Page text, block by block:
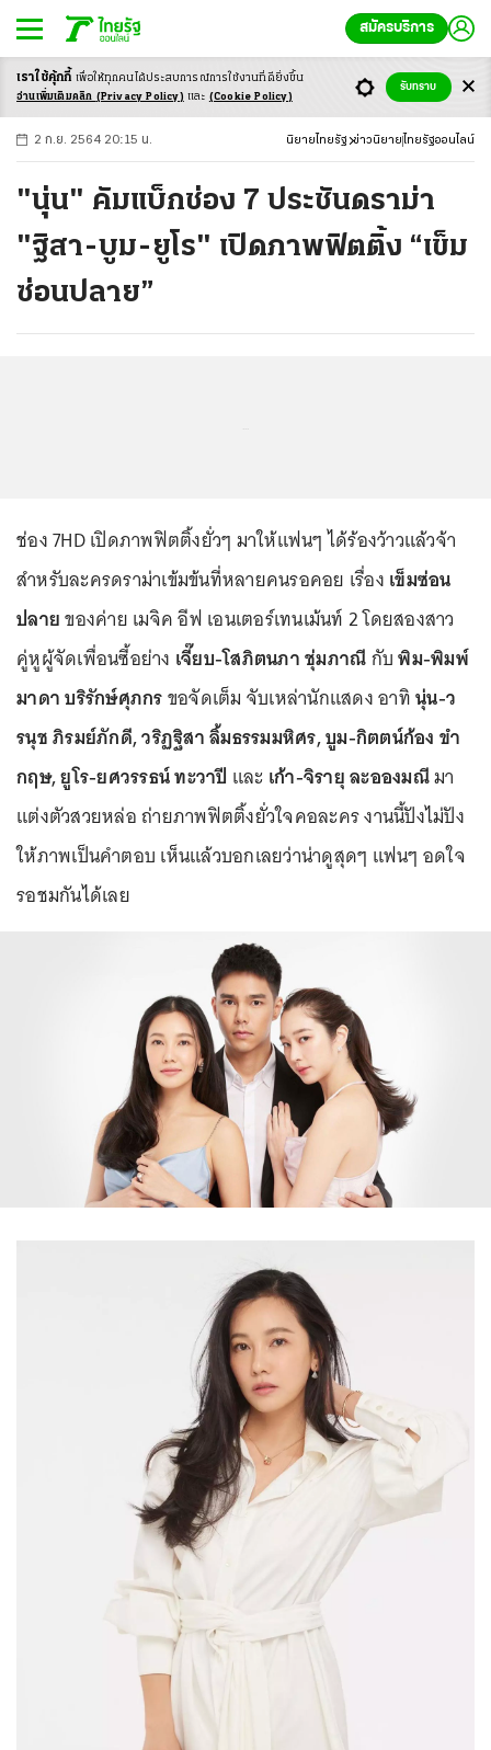
สมัครบริการ
-ก ก ก+
2 ก.ย. 2564 20:15 น. นิยายไทยรัฐ ข่าวนิยาย ไทยรัฐออนไลน์
"นุ่น" คัมแบ็กช่อง 7 ประชันดราม่า
"ฐิสา-บูม-ยูโร" เปิดภาพฟิตติ้ง “เข็ม
ซ่อนปลาย”
ช่อง 7HD เปิดภาพฟิตติ้งยั่วๆ มาให้แฟนๆ ได้ร้องว้าวแล้วจ้า
สำหรับละครดราม่าเข้มข้นที่หลายคนรอคอย เรื่อง เข็มซ่อน
ปลายของค่าย เมจิค อีฟ เอนเตอร์เทนเม้นท์ 2 โดยสองสาว
คู่หูผู้จัดเพื่อนซี้อย่าง เจี๊ยบ-โสภิตนภา ชุ่มภาณีกับพิม-พิมพ์
มาดา บริรักษ์ศุภกรขอจัดเต็ม จับเหล่านักแสดง อาทินุ่น-ว
รนุช ภิรมย์ภักดี, วริฏฐิสา ลิ้มธรรมมหิศร, บูม-กิตตน์ก้อง ขำ
กฤษ, ยูโร-ยศวรรธน์ ทะวาปี และ เก้า-จิรายุ ละอองมณีมา
แต่งตัวสวยหล่อ ถ่ายภาพฟิตติ้งยั่วใจคอละคร งานนี้ปังไม่ปัง
ให้ภาพเป็นคำตอบ เห็นแล้วบอกเลยว่าน่าดูสุดๆ แฟนๆ อดใจ
รอชมกันได้เลย
เราใช้คุ้กกี้ เพื่อให้ทุกคนได้ประสบการณ์การใช้งานที่ดียิ่งขึ้น
อ่านเพิ่มเติมคลิก (Privacy Policy) และ (Cookie Policy)
รับทราบ